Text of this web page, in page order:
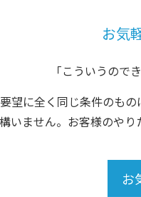
お気
「こういうので
望に全く同じ条件のも
いません。お客様のや
お